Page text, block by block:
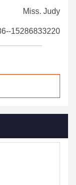
Miss. Judy
15286833220